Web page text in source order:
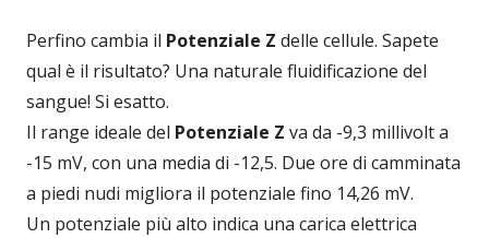
Perfino cambia il Potenziale Z delle cellule. Sapete
qual è il risultato? Una naturale fluidificazione del
sangue! Si esatto.
Il range ideale del Potenziale Z va da -9,3 millivolt a
-15 mV, con una media di -12,5. Due ore di camminata
a piedi nudi migliora il potenziale fino 14,26 mV.
Un potenziale più alto indica una carica elettrica